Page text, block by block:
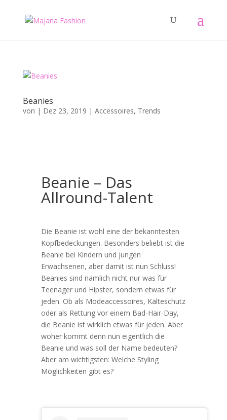
Beanies
von | Dez 23, 2019 | Accessoires, Trends
Beanie – Das
Allround-Talent
Die Beanie ist wohl eine der bekanntesten
Kopfbedeckungen. Besonders beliebt ist die
Beanie bei Kindern und jungen
Erwachsenen, aber damit ist nun Schluss!
Beanies sind nämlich nicht nur was für
Teenager und Hipster, sondern etwas für
jeden. Ob als Modeaccessoires, Kälteschutz
oder als Rettung vor einem Bad-Hair-Day,
die Beanie ist wirklich etwas für jeden. Aber
woher kommt denn nun eigentlich die
Beanie und was soll der Name bedeuten?
Aber am wichtigsten: Welche Styling
Möglichkeiten gibt es?